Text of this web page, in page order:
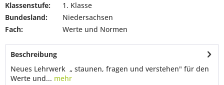
Klassenstufe:
1. Klasse
Bundesland:
Niedersachsen
Fach:
Werte und Normen
Beschreibung
Neues Lehrwerk „ staunen, fragen und verstehen" für den
Werte und... mehr